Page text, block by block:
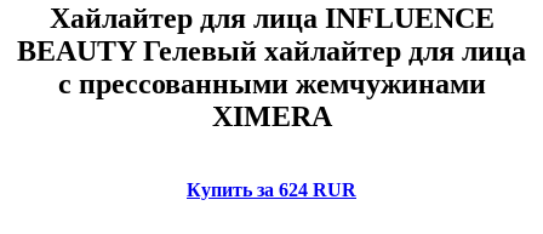
Хайлайтер для лица INFLUENCE
BEAUTY Гелевый хайлайтер для лица
с прессованными жемчужинами
XIMERA
Купить за 624 RUR